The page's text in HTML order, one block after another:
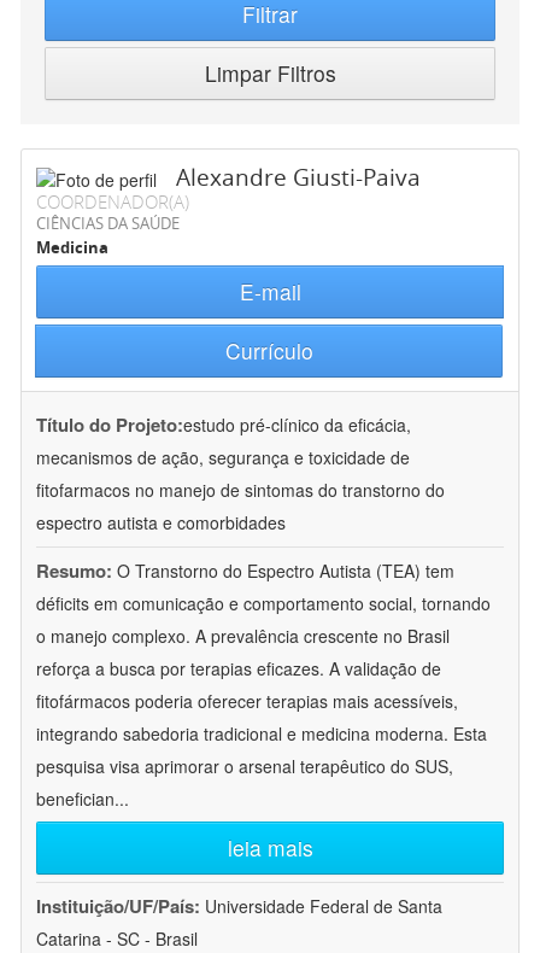
Filtrar
Limpar Filtros
Alexandre Giusti-Paiva
COORDENADOR(A)
CIÊNCIAS DA SAÚDE
Medicina
E-mail
Currículo
Título do Projeto:estudo pré-clínico da eficácia,
mecanismos de ação, segurança e toxicidade de
fitofarmacos no manejo de sintomas do transtorno do
espectro autista e comorbidades
Resumo: O Transtorno do Espectro Autista (TEA) tem
déficits em comunicação e comportamento social, tornando
o manejo complexo. A prevalência crescente no Brasil
reforça a busca por terapias eficazes. A validação de
fitofármacos poderia oferecer terapias mais acessíveis,
integrando sabedoria tradicional e medicina moderna. Esta
pesquisa visa aprimorar o arsenal terapêutico do SUS,
benefician...
leia mais
Instituição/UF/País: Universidade Federal de Santa
Catarina - SC - Brasil